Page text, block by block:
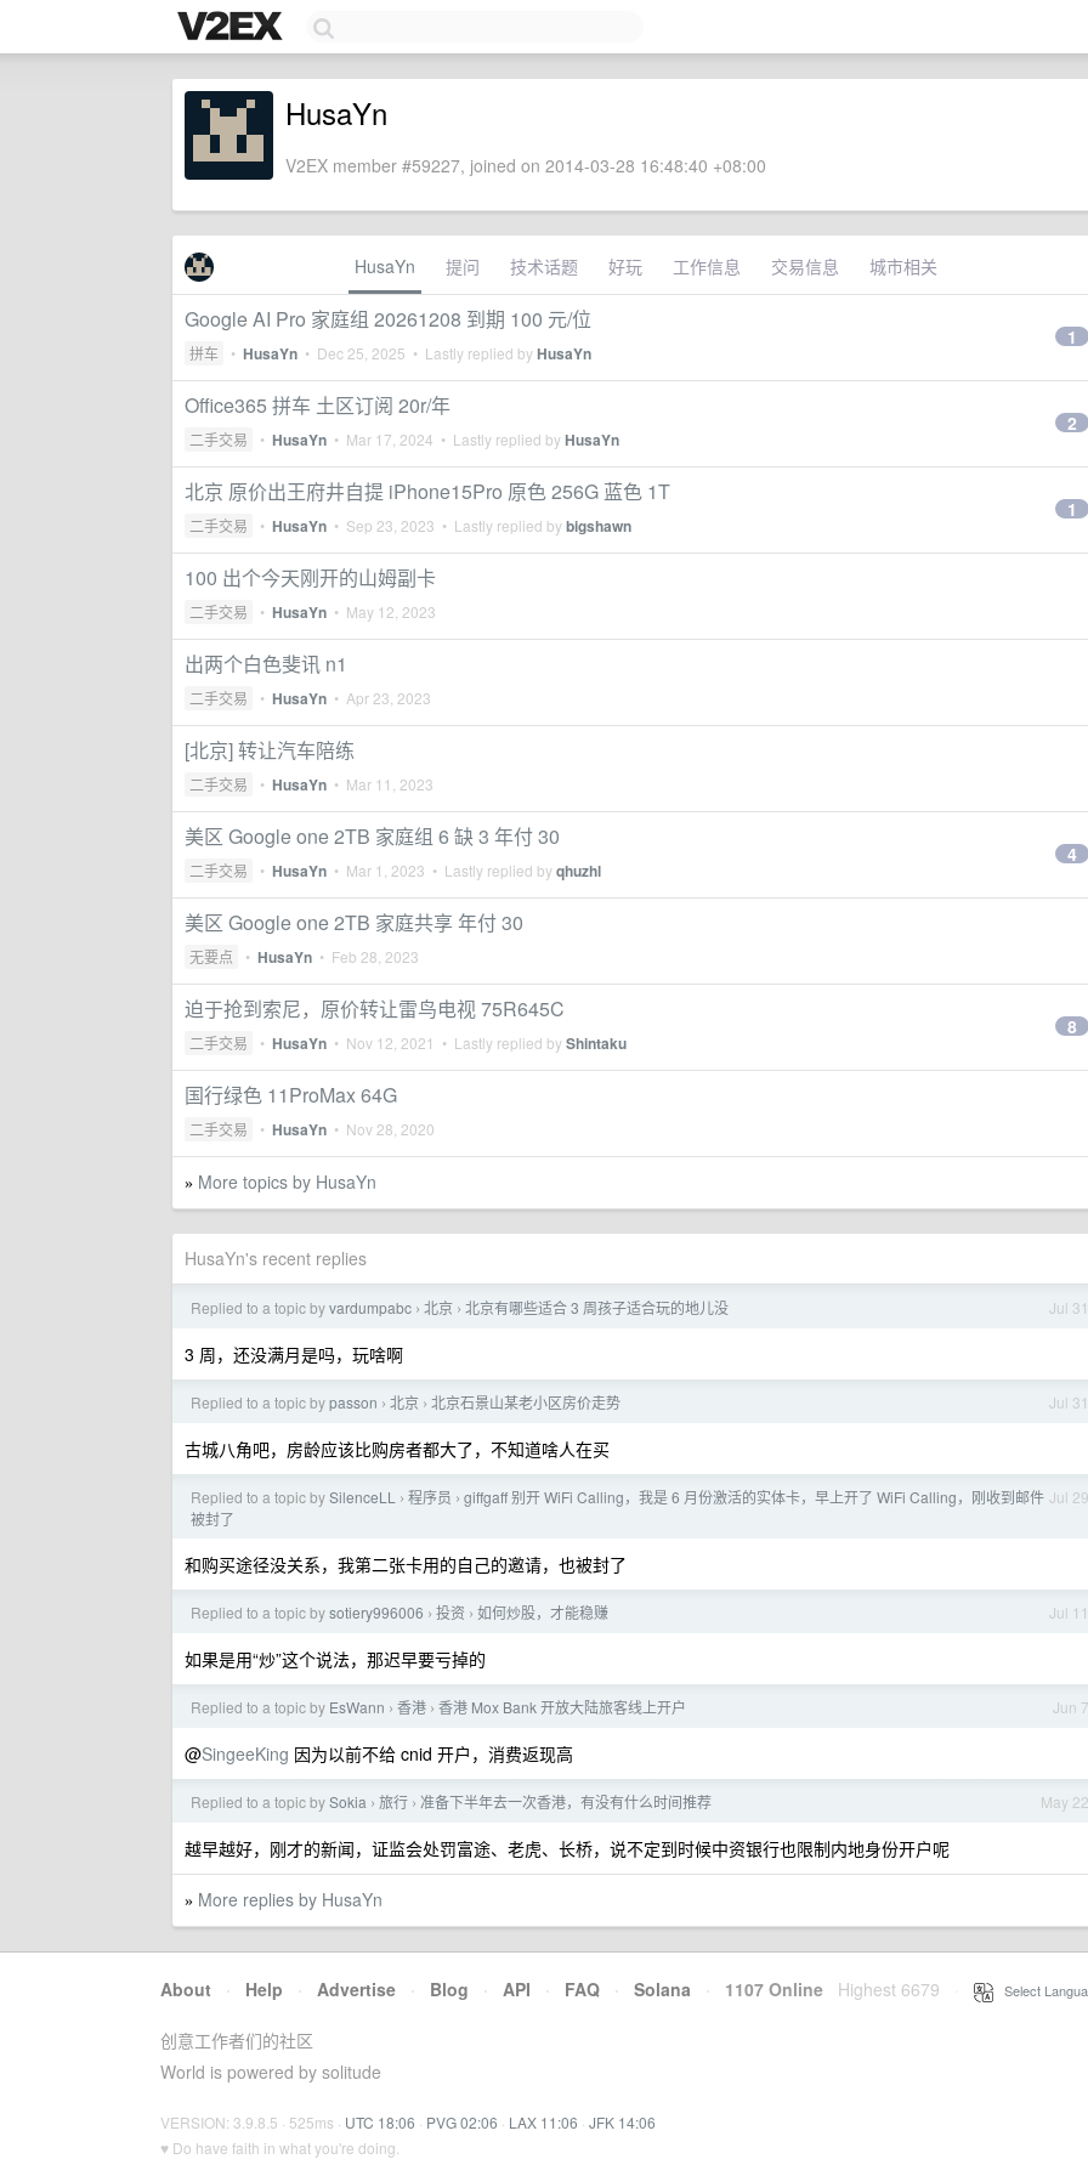
HusaYn
V2EX member #59227, joined on 2014-03-28 16:48:40 +08:00
HusaYn 提问 技术话题 好玩 工作信息 交易信息 城市相关
Google AI Pro 家庭组 20261208 到期 100 元/位
拼车 • HusaYn • Dec 25, 2025 • Lastly replied byHusaYn
1
Office365 拼车 土区订阅 20r/年
二手交易 • HusaYn • Mar 17, 2024 • Lastly replied byHusaYn
2
北京 原价出王府井自提 iPhone15Pro 原色 256G 蓝色 1T
二手交易 • HusaYn • Sep 23, 2023 • Lastly replied bybigshawn
1
100 出个今天刚开的山姆副卡
二手交易 • HusaYn • May 12, 2023
出两个白色斐讯 n1
二手交易 • HusaYn • Apr 23, 2023
[北京] 转让汽车陪练
二手交易 • HusaYn • Mar 11, 2023
美区 Google one 2TB 家庭组 6 缺 3 年付 30
二手交易 • HusaYn • Mar 1, 2023 • Lastly replied byqhuzhl
4
美区 Google one 2TB 家庭共享 年付 30
无要点 • HusaYn • Feb 28, 2023
迫于抢到索尼，原价转让雷鸟电视 75R645C
二手交易 • HusaYn • Nov 12, 2021 • Lastly replied byShintaku
8
国行绿色 11ProMax 64G
二手交易 • HusaYn • Nov 28, 2020
» More topics by HusaYn
HusaYn's recent replies
Jul 31
Replied to a topic byvardumpabc › 北京 › 北京有哪些适合 3 周孩子适合玩的地儿没
3 周，还没满月是吗，玩啥啊
Jul 31
Replied to a topic bypasson › 北京 › 北京石景山某老小区房价走势
古城八角吧，房龄应该比购房者都大了，不知道啥人在买
Jul 29
Replied to a topic bySilenceLL › 程序员 › giffgaff 别开 WiFi Calling，我是 6 月份激活的实体卡，早上开了 WiFi Calling，刚收到邮件
被封了
和购买途径没关系，我第二张卡用的自己的邀请，也被封了
Jul 11
Replied to a topic bysotiery996006 › 投资 › 如何炒股，才能稳赚
如果是用“炒”这个说法，那迟早要亏掉的
Jun 7
Replied to a topic by EsWann › 香港 › 香港 Mox Bank 开放大陆旅客线上开户
@SingeeKing 因为以前不给 cnid 开户，消费返现高
May 22
Replied to a topic bySokia › 旅行 › 准备下半年去一次香港，有没有什么时间推荐
越早越好，刚才的新闻，证监会处罚富途、老虎、长桥，说不定到时候中资银行也限制内地身份开户呢
» More replies by HusaYn
About · Help · Advertise · Blog · API · FAQ · Solana · 1107 Online Highest 6679 Select
创意工作者们的社区
World is powered by solitude
VERSION: 3.9.8.5 · 525ms · UTC 18:06 · PVG 02:06 · LAX 11:06 · JFK 14:06
♥ Do have faith in what you're doing.